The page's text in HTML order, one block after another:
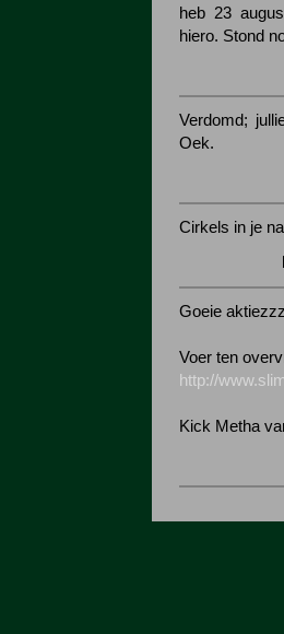
heb 23
hiero. Stond
Verdomd;
Oek.
Cirkels in je
Goeie
Voer ten
http://
Kick Metha